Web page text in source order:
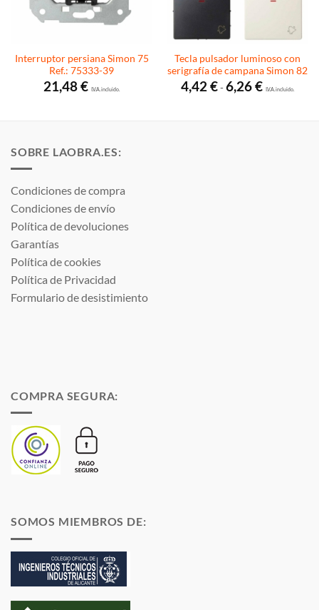
Interruptor persiana Simon 75
Ref.: 75333-39
21,48€ I.V.A. incluido.
Tecla pulsador luminoso con
serigrafía de campana Simon 82
4,42 €-6,26€Rango
de
I.V.A. incluido.
SOBRE LAOBRA.ES:
Condiciones de compra
Condiciones de envío
Política de devoluciones
Garantías
Política de cookies
Política de Privacidad
Formulario de desistimiento
COMPRA SEGURA:
SOMOS MIEMBROS DE: